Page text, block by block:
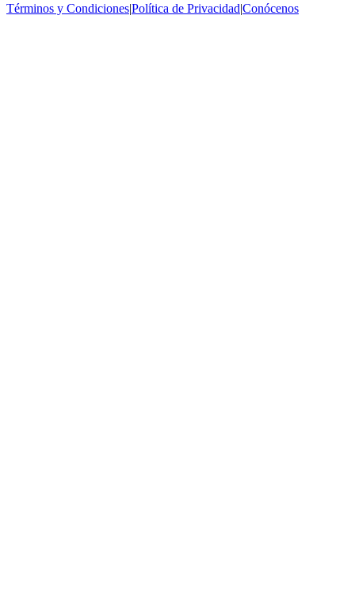
Términos y Condiciones|Política de Privacidad|Conócenos